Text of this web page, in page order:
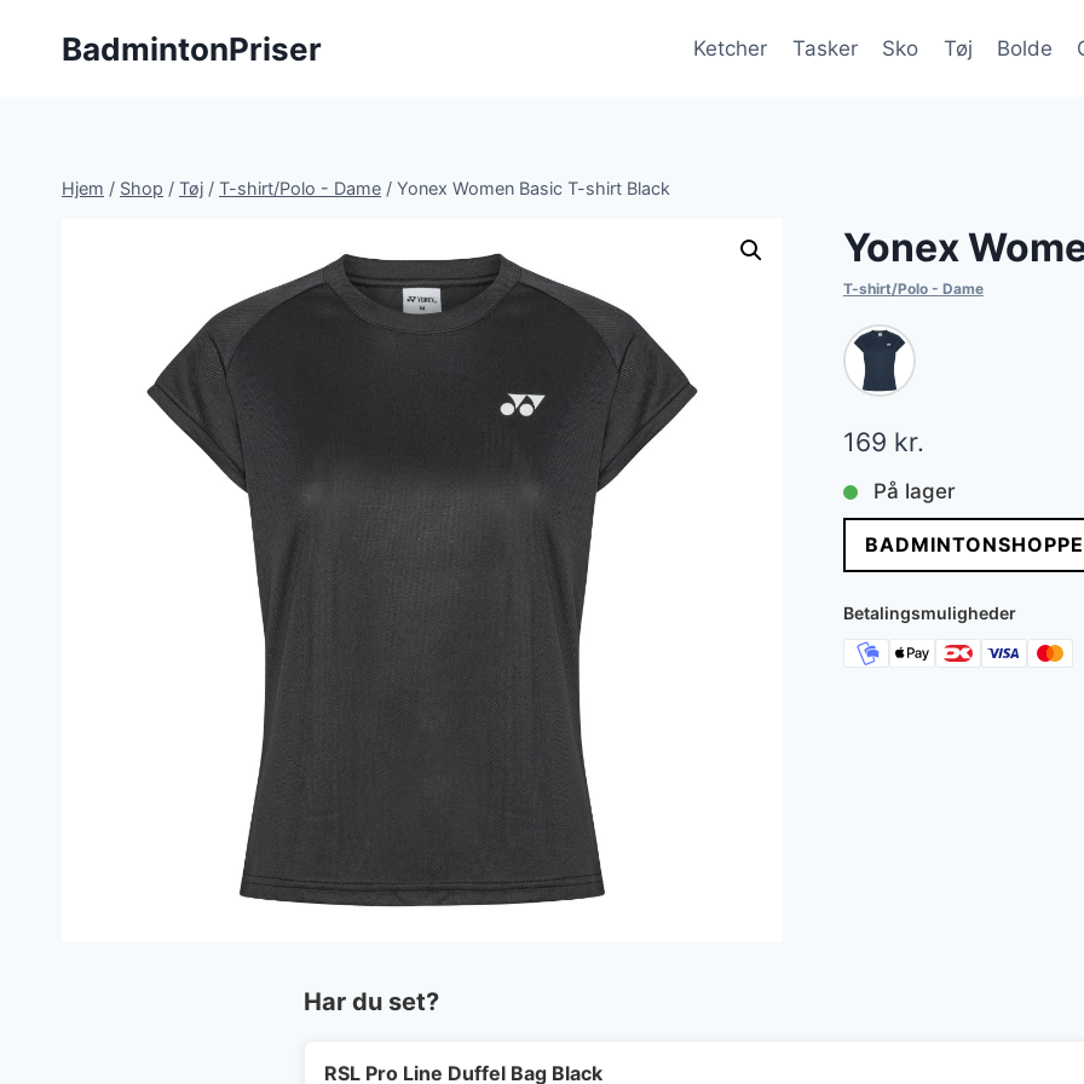
BadmintonPriser Ketcher Tasker Sko Tøj Bolde
Hjem / Shop / Tøj / T-shirt/Polo - Dame / Yonex Women Basic T-shirt Black
Yonex
T-shirt/Polo - Dame
169 kr.
På lager
Betalingsmuligheder
Har du set?
RSL Pro Line Duffel Bag Black